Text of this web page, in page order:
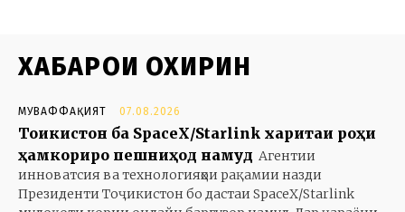
ХАБАРҲОИ ОХИРИН
МУВАФФАҚИЯТ 07.08.2026
Тоҷикистон ба SpaceX/Starlink харитаи роҳи
ҳамкориро пешниҳод намуд Агентии
инноватсия ва технологияҳои рақамии назди
Президенти Тоҷикистон бо дастаи SpaceX/Starlink